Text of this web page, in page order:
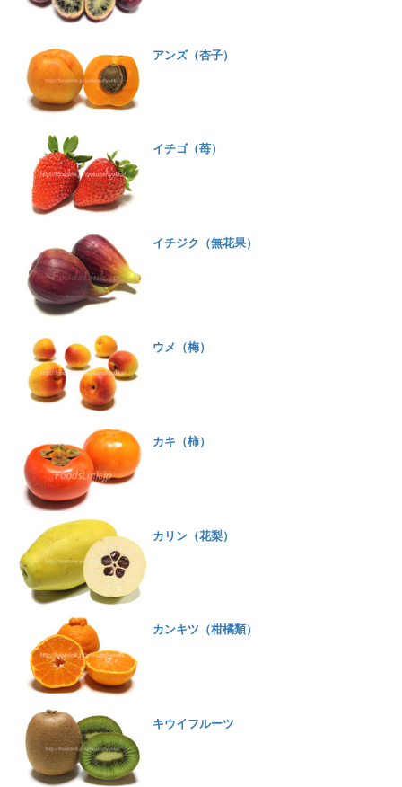
アンズ（杏子）
イチゴ（苺）
イチジク（無花果）
ウメ（梅）
カキ（柿）
カリン（花梨）
カンキツ（柑橘類）
キウイフルーツ